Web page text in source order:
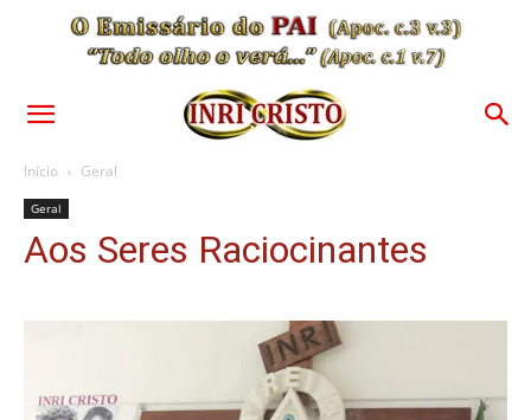
Início Geral
Geral
Aos Seres Raciocinantes